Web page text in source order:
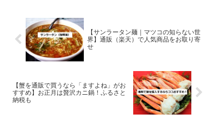
【サンラータン麺｜マツコの知らない世
界】通販（楽天）で人気商品をお取り寄
せ
【蟹を通販で買うなら「ますよね」がお
すすめ】お正月は贅沢カニ鍋！ふるさと
納税も